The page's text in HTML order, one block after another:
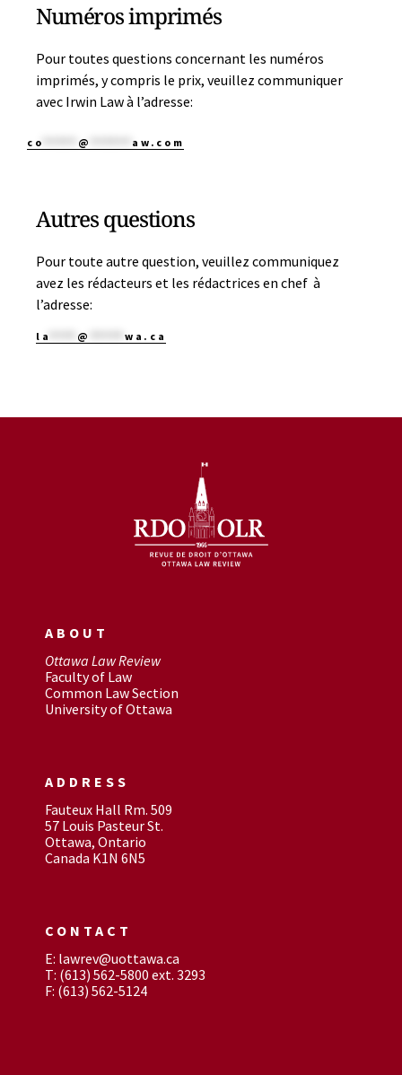
Numéros imprimés
Pour toutes questions concernant les numéros
imprimés, y compris le prix, veuillez communiquer
avec Irwin Law à l’adresse:
co @ aw.com
Autres questions
Pour toute autre question, veuillez communiquez
avez les rédacteurs et les rédactrices en chef à
l’adresse:
la @ *****wa.ca
ABOUT
Ottawa Law Review
Faculty of Law
Common Law Section
University of Ottawa
ADDRESS
Fauteux Hall Rm. 509
57 Louis Pasteur St.
Ottawa, Ontario
Canada K1N 6N5
CONTACT
E: lawrev@uottawa.ca
T: (613) 562-5800 ext. 3293
F: (613) 562-5124